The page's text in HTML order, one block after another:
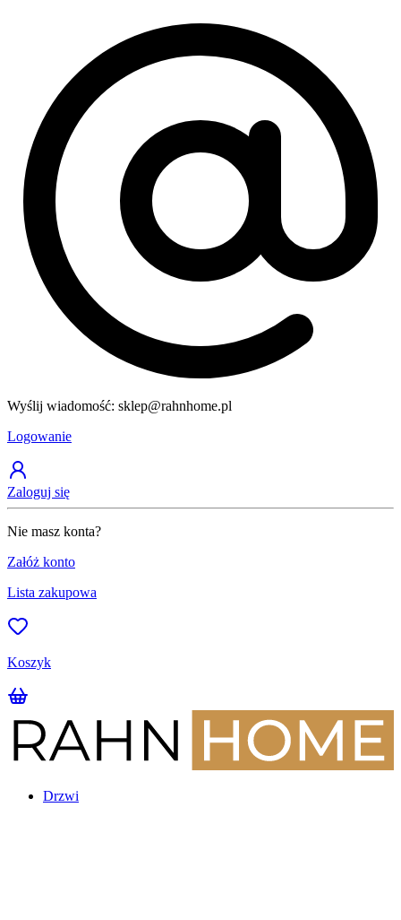
Wyślij wiadomość: sklep@rahnhome.pl
Logowanie
Zaloguj się
Nie masz konta?
Załóż konto
Lista zakupowa
Koszyk
Drzwi